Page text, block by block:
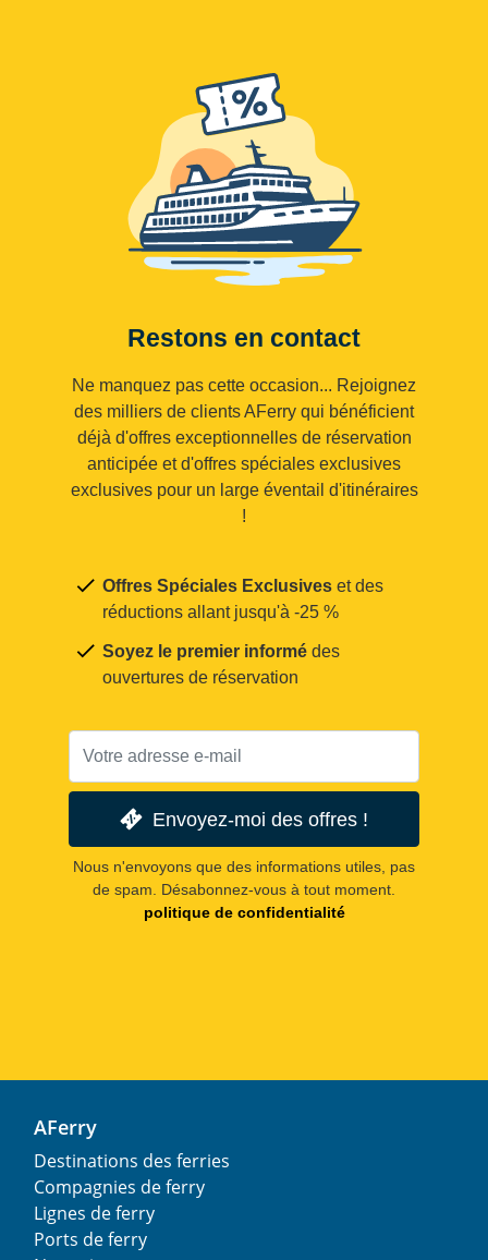
Restons en contact
Ne manquez pas cette occasion... Rejoignez
des milliers de clients AFerry qui bénéficient
déjà d'offres exceptionnelles de réservation
anticipée et d'offres spéciales exclusives
exclusives pour un large éventail d'itinéraires
!
Offres Spéciales Exclusives et des
réductions allant jusqu'à -25 %
Soyez le premier informé des
ouvertures de réservation
Envoyez-moi des offres !
Nous n'envoyons que des informations utiles, pas
de spam. Désabonnez-vous à tout moment.
politique de confidentialité
AFerry
Destinations des ferries
Compagnies de ferry
Lignes de ferry
Ports de ferry